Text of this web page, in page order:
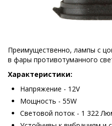
Преимущественно, лампы с
в фары противотуманного
Характеристики:
Напряжение - 12V
Мощность - 55W
Световой поток - 1 322